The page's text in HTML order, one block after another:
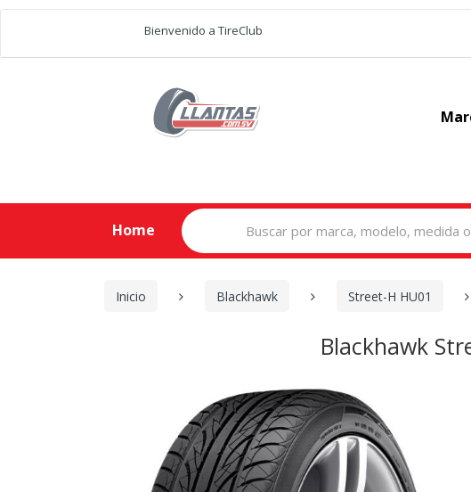
Bienvenido a TireClub
Home
Search
for:
Inicio Blackhawk Street-H HU01
Blackhawk